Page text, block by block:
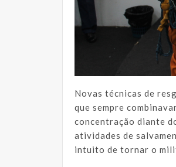
Novas técnicas de
que sempre
concentração diante
atividades de
intuito de tornar o